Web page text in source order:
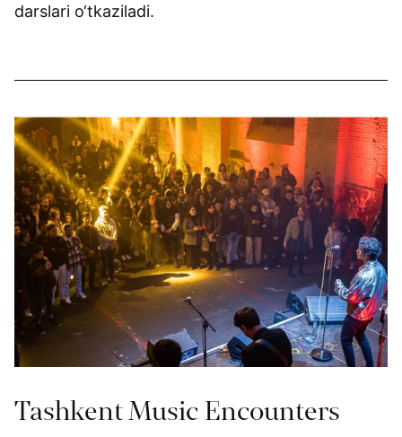
darslari o‘tkaziladi.
Tashkent Music Encounters